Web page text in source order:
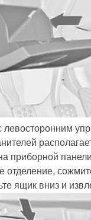
левосторонним
приборной
отделение,
ящик вниз и